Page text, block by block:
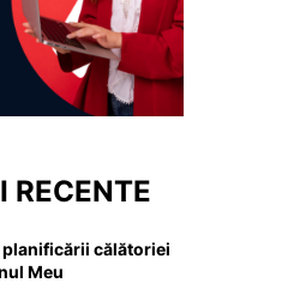
RECENTE
planificării călătoriei
Meu